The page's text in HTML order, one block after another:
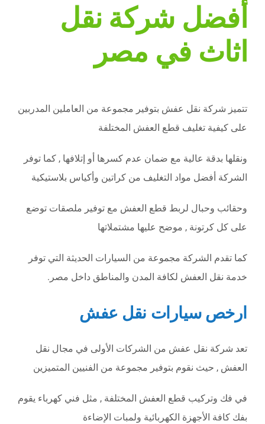
أفضل شركة نقل
اثاث في مصر
تتميز شركة نقل عفش بتوفير مجموعة من العاملين المدربين
على كيفية تغليف قطع العفش المختلفة
ونقلها بدقة عالية مع ضمان عدم كسرها أو إتلافها , كما توفر
الشركة أفضل مواد التغليف من كراتين وأكياس بلاستيكية
وحقائب وحبال لربط قطع العفش مع توفير ملصقات توضع
على كل كرتونة , موضح عليها مشتملاتها
كما تقدم الشركة مجموعة من السيارات الحديثة التي توفر
خدمة نقل العفش لكافة المدن والمناطق داخل مصر.
ارخص سيارات نقل عفش
تعد شركة نقل عفش من الشركات الأولى في مجال نقل
العفش , حيث نقوم بتوفير مجموعة من الفنيين المتميزين
في فك وتركيب قطع العفش المختلفة , مثل فني كهرباء يقوم
بفك كافة الأجهزة الكهربائية ولمبات الإضاءة